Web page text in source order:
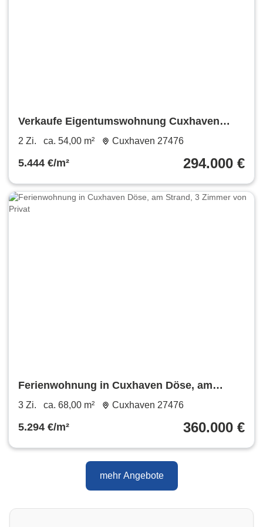
Verkaufe Eigentumswohnung Cuxhaven
Sahlenburg
2 Zi. ca. 54,00 m² Cuxhaven 27476
5.444 €/m² 294.000 €
Ferienwohnung in Cuxhaven Döse, am
Strand, 3 Zimmer von Privat
3 Zi. ca. 68,00 m² Cuxhaven 27476
5.294 €/m² 360.000 €
mehr Angebote